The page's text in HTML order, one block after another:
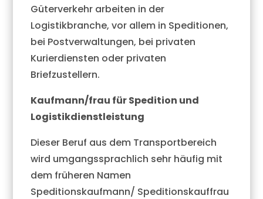
Güterverkehr arbeiten in der
Logistikbranche, vor allem in Speditionen,
bei Postverwaltungen, bei privaten
Kurierdiensten oder privaten
Briefzustellern.
Kaufmann/frau für Spedition und
Logistikdienstleistung
Dieser Beruf aus dem Transportbereich
wird umgangssprachlich sehr häufig mit
dem früheren Namen
Speditionskaufmann/ Speditionskauffrau